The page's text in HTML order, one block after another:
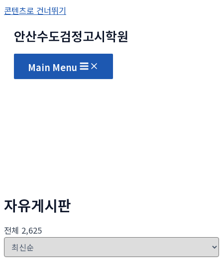
콘텐츠로 건너뛰기
안산수도검정고시학원
Main Menu
자유게시판
전체 2,625